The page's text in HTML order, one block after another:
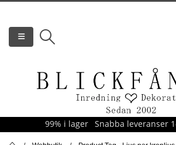
99% i lager Snabba leveranser